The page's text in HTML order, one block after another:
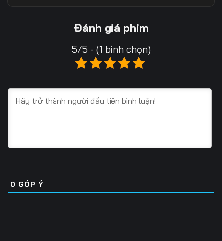
Tập 20
Tập 25 Tập 26
Tập 31 Tập 32 Tập 33
Tập 37 Tập 38 Tập 39
Đánh giá phim
5/5 - (1 bình chọn)
0 GÓP Ý